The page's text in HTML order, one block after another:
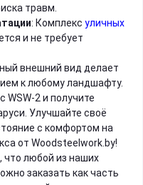
травм.
: Комплекс уличных
и не требует
внешний вид делает
к любому ландшафту.
WSW-2 и получите
Улучшайте своё
с комфортом на
от Woodsteelwork.by!
что любой из наших
заказать как часть